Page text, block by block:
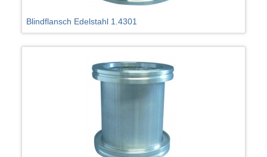
Blindflansch Edelstahl 1.4301